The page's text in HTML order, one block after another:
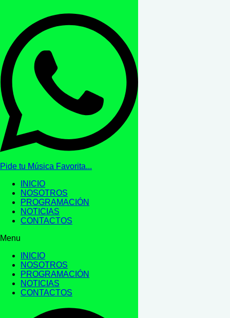
Pide tu Música Favorita...
INICIO
NOSOTROS
PROGRAMACIÓN
NOTICIAS
CONTACTOS
Menu
INICIO
NOSOTROS
PROGRAMACIÓN
NOTICIAS
CONTACTOS